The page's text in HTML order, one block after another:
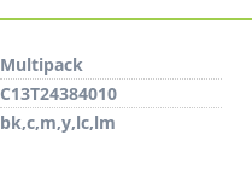
Multipack
C13T24384010
bk,c,m,y,lc,lm